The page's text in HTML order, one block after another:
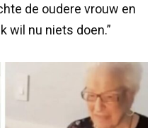
de oudere vrouw en
wil nu niets doen.”